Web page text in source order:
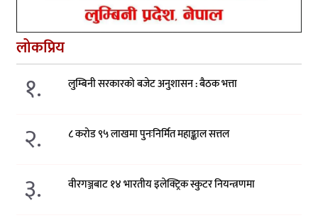
लोकप्रिय
१. लुम्बिनी सरकारको बजेट अनुशासन : बैठक भत्ता
२. ८ करोड ९५ लाखमा पुनःनिर्मित महाङ्काल सत्तल
३. वीरगञ्जबाट १४ भारतीय इलेक्ट्रिक स्कुटर नियन्त्रणमा